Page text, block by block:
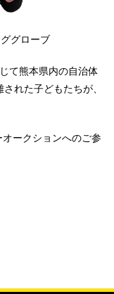
グローブ
て熊本県内の自治体
れた子どもたちが、
ークションへのご参